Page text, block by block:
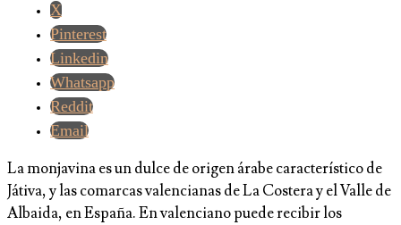
X
Pinterest
Linkedin
Whatsapp
Reddit
Email
La monjavina es un dulce de origen árabe característico de
Játiva,​ y las comarcas valencianas de La Costera y el Valle de
Albaida, en España.​ En valenciano puede recibir los